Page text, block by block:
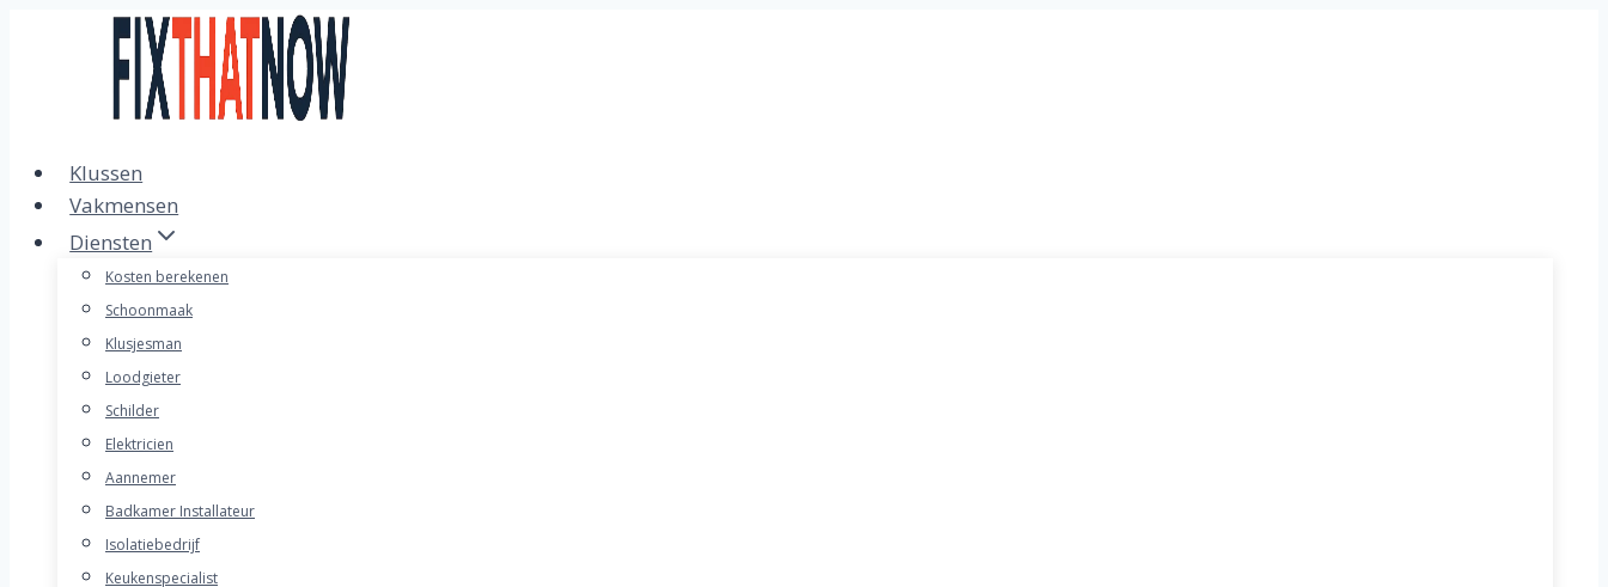
Klussen
Vakmensen
Diensten
Kosten berekenen
Schoonmaak
Klusjesman
Loodgieter
Schilder
Elektricien
Aannemer
Badkamer Installateur
Isolatiebedrijf
Keukenspecialist